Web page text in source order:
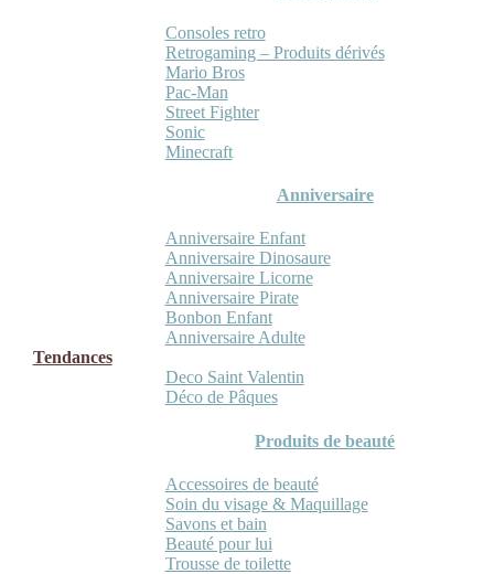
Consoles retro
Retrogaming – Produits dérivés
Mario Bros
Pac-Man
Street Fighter
Sonic
Minecraft
Anniversaire
Anniversaire Enfant
Anniversaire Dinosaure
Anniversaire Licorne
Anniversaire Pirate
Bonbon Enfant
Anniversaire Adulte
Tendances
Deco Saint Valentin
Déco de Pâques
Produits de beauté
Accessoires de beauté
Soin du visage & Maquillage
Savons et bain
Beauté pour lui
Trousse de toilette